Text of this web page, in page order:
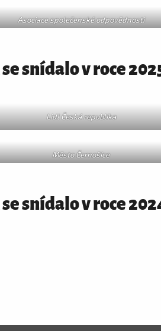
Asociace společenské odpovědnosti
snídalo v roce
Lidl Česká republika
Město Černošice
snídalo v roce